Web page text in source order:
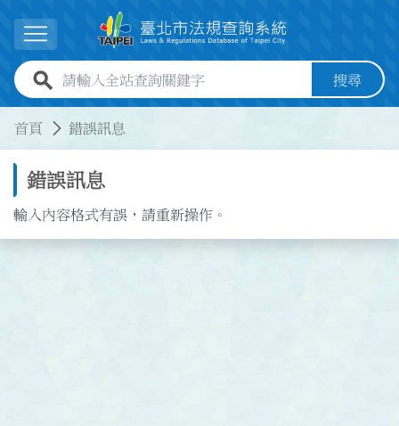
展開選單
全站查詢關鍵字欄位 搜尋
首頁 錯誤訊息
錯誤訊息
輸入內容格式有誤，請重新操作。